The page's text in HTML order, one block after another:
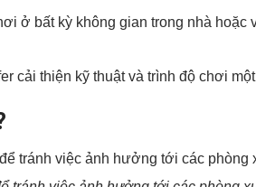
ở bất kỳ không gian trong nhà hoặc
cải thiện kỹ thuật và trình độ chơi